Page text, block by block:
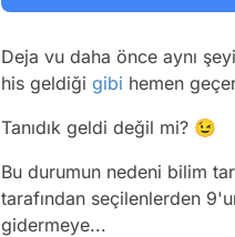
Deja vu daha önce aynı
his geldiği gibi hemen
Tanıdık geldi değil mi? 😉
Bu durumun nedeni bilim
tarafından seçilenlerden
gidermeye...